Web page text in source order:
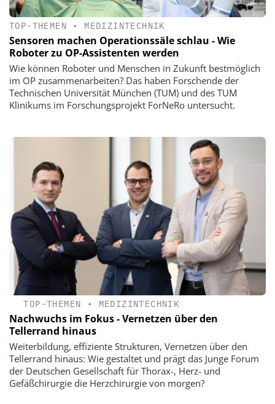
TOP-THEMEN • MEDIZINTECHNIK
Sensoren machen Operationssäle schlau - Wie
Roboter zu OP-Assistenten werden
Wie können Roboter und Menschen in Zukunft bestmöglich
im OP zusammenarbeiten? Das haben Forschende der
Technischen Universität München (TUM) und des TUM
Klinikums im Forschungsprojekt ForNeRo untersucht.
TOP-THEMEN • MEDIZINTECHNIK
Nachwuchs im Fokus - Vernetzen über den
Tellerrand hinaus
Weiterbildung, effiziente Strukturen, Vernetzen über den
Tellerrand hinaus: Wie gestaltet und prägt das Junge Forum
der Deutschen Gesellschaft für Thorax-, Herz- und
Gefäßchirurgie die Herzchirurgie von morgen?